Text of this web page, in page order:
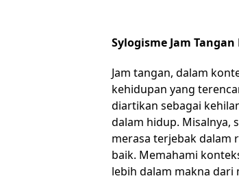
Sylogisme Jam
Jam tangan, dalam
kehidupan yang
diartikan sebagai
dalam hidup. Misalnya,
merasa terjebak dalam
baik. Memahami
lebih dalam makna dari